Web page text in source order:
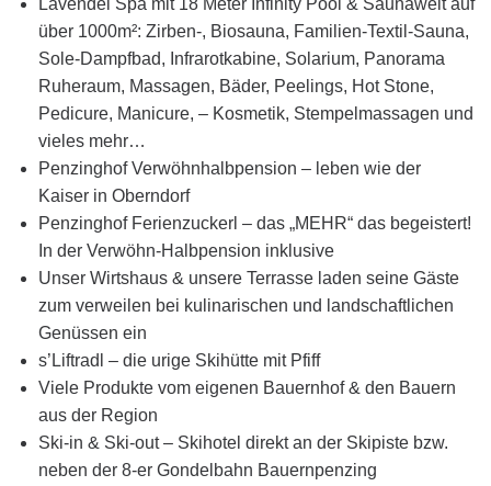
über 1000m²: Zirben-, Biosauna, Familien-Textil-Sauna,
Sole-Dampfbad, Infrarotkabine, Solarium, Panorama
Ruheraum, Massagen, Bäder, Peelings, Hot Stone,
Pedicure, Manicure, – Kosmetik, Stempelmassagen und
vieles mehr…
Penzinghof Verwöhnhalbpension – leben wie der
Kaiser in Oberndorf
Penzinghof Ferienzuckerl – das „MEHR“ das begeistert!
In der Verwöhn-Halbpension inklusive
Unser Wirtshaus & unsere Terrasse laden seine Gäste
zum verweilen bei kulinarischen und landschaftlichen
Genüssen ein
s’Liftradl – die urige Skihütte mit Pfiff
Viele Produkte vom eigenen Bauernhof & den Bauern
aus der Region
Ski-in & Ski-out – Skihotel direkt an der Skipiste bzw.
neben der 8-er Gondelbahn Bauernpenzing